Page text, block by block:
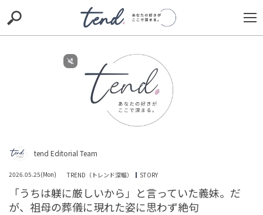
お出かけ original RECOMMED
RECOMMEND
tend Editorial Team
2026.05.25(Mon) TREND（トレンド深堀） STORY
「うちは躾に厳しいから」と言っていた義妹。だ
が、祖母の葬儀に現れた姿に思わず絶句